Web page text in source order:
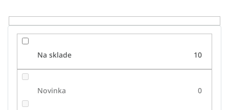
o
v
Na sklade 10
Novinka 0